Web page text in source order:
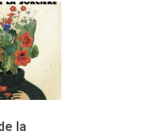
la